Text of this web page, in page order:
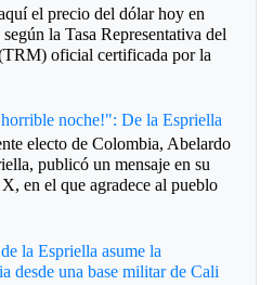
el precio del dólar hoy en
la Tasa Representativa del
oficial certificada por la
horrible noche!": De la Espriella
electo de Colombia, Abelardo
publicó un mensaje en su
en el que agradece al pueblo
la Espriella asume la
desde una base militar de Cali